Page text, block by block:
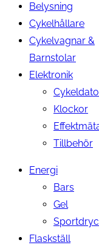
Belysning
Cykelhållare
Cykelvagnar &
Barnstolar
Elektronik
Klockor
Tillbehör
Energi
Bars
Gel
Flaskställ